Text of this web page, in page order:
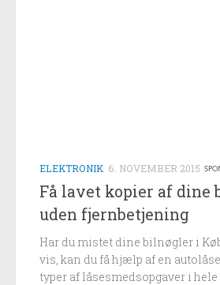
ELEKTRONIK 6. NOVEMBER 2015
Få lavet kopier af dine
uden fjernbetjening
Har du mistet dine bilnøgler i
vis, kan du få hjælp af en
typer af låsesmedsopgaver i